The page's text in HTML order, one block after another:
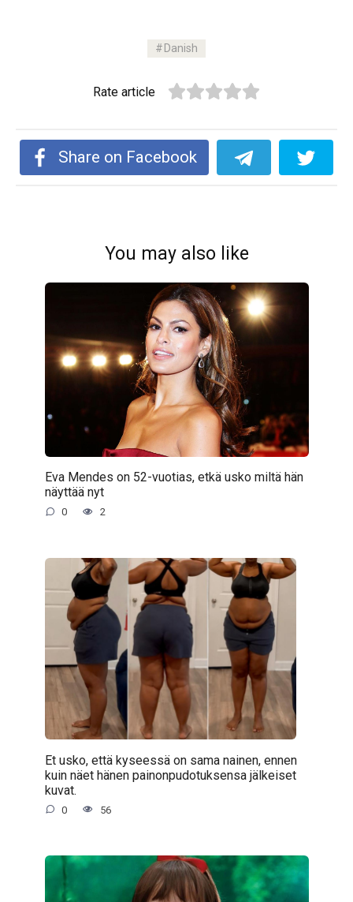
Danish
Rate article
Share on Facebook
You may also like
Eva Mendes on 52-vuotias, etkä usko miltä hän
näyttää nyt
0 2
Et usko, että kyseessä on sama nainen, ennen
kuin näet hänen painonpudotuksensa jälkeiset
kuvat.
0 56